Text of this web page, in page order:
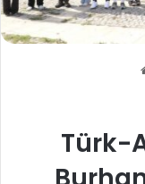
Türk-